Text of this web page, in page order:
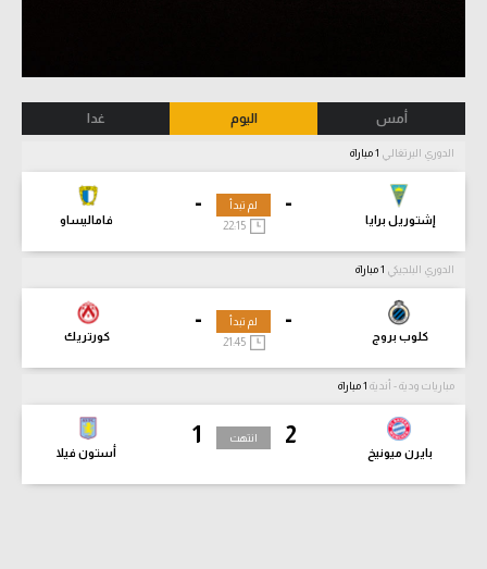
أمس اليوم غدا
الدوري البرتغالي
-
إشتوريل برايا
-
فاماليساو
لم تبدأ
22:15
الدوري البلجيكي
-
كلوب بروج
-
كورتريك
لم تبدأ
21:45
مباريات ودية - أندية
2
بايرن ميونيخ
1
أستون فيلا
انتهت